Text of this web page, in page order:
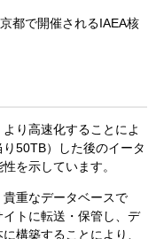
都で開催されるIAEA核
り高速化することによ
50TB）した後のイータ
を示しています。
重なデータベースで
トに転送・保管し、デ
構築することにより、